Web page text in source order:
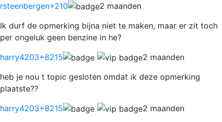
rsteenbergen+210
2 maanden
Ik durf de opmerking bijna niet te maken, maar er zit toch
per ongeluk geen benzine in he?
harry4203+8215
2 maanden
heb je nou t topic gesloten omdat ik deze opmerking
plaatste??
harry4203+8215
2 maanden